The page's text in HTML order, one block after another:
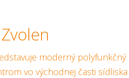
moderný polyfunkčný
vo východnej časti sídliska